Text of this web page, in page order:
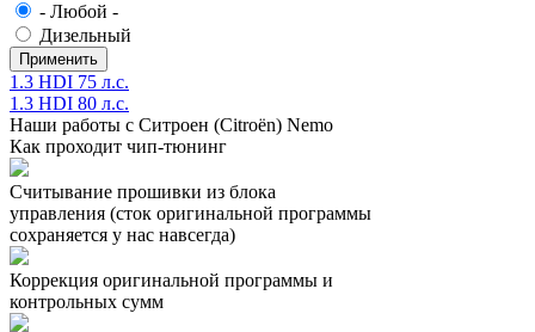
- Любой -
Дизельный
1.3 HDI 75 л.с.
1.3 HDI 80 л.с.
Наши работы с Ситроен (Citroën) Nemo
Как проходит чип-тюнинг
Считывание прошивки из блока
управления (сток оригинальной программы
сохраняется у нас навсегда)
Коррекция оригинальной программы и
контрольных сумм